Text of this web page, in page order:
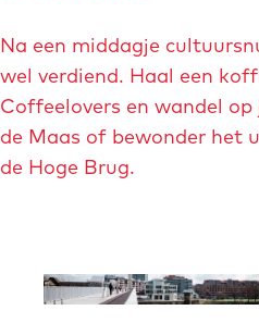
g
i
s
c
h
a
Na een middagje
wel verdiend. Haal een
Coffeelovers en wandel
de Maas of bewonder het
de Hoge Brug.
O
p